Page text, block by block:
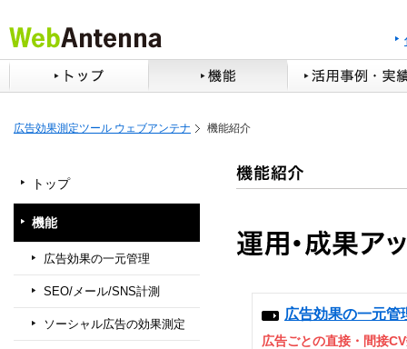
広告効果測定ツール ウェブアンテナ 機能紹介
トップ
機能
広告効果の一元管理
SEO/メール/SNS計測
ソーシャル広告の効果測定
広告効果の一元管
広告ごとの直接・間接